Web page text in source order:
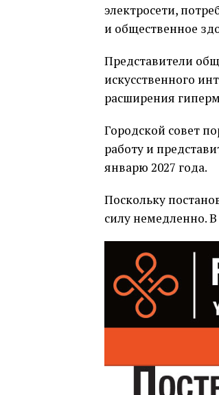
электросети,
и общественное
Представители
искусственного
расширения
Городской совет
работу и
январю 2027 года.
Поскольку
силу немедленно.